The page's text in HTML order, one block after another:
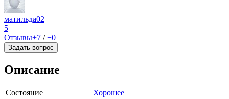
матильда02
5
Отзывы+7 /−0
Задать вопрос
Описание
Состояние
Хорошее